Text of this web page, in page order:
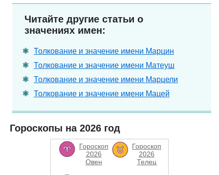
Читайте другие статьи о
значениях имен:
Толкование и значение имени Марцин
Толкование и значение имени Матеуш
Толкование и значение имени Марцели
Толкование и значение имени Мацей
Гороскопы на 2026 год
Гороскоп
2026
Овен
Гороскоп
2026
Телец